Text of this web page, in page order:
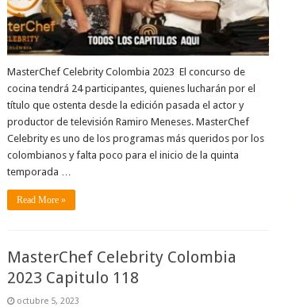
MasterChef Celebrity Colombia 2023 El concurso de
cocina tendrá 24 participantes, quienes lucharán por el
título que ostenta desde la edición pasada el actor y
productor de televisión Ramiro Meneses. MasterChef
Celebrity es uno de los programas más queridos por los
colombianos y falta poco para el inicio de la quinta
temporada …
Read More »
MasterChef Celebrity Colombia
2023 Capitulo 118
octubre 5, 2023